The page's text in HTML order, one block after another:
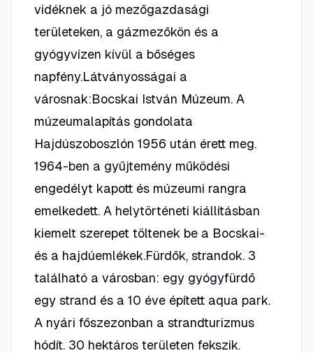
vidéknek a jó mezőgazdasági
területeken, a gázmezőkön és a
gyógyvízen kívül a bőséges
napfény.Látványosságai a
városnak:Bocskai István Múzeum. A
múzeumalapítás gondolata
Hajdúszoboszlón 1956 után érett meg.
1964-ben a gyűjtemény működési
engedélyt kapott és múzeumi rangra
emelkedett. A helytörténeti kiállításban
kiemelt szerepet töltenek be a Bocskai-
és a hajdúemlékek.Fürdők, strandok. 3
található a városban: egy gyógyfürdő
egy strand és a 10 éve épített aqua park.
A nyári főszezonban a strandturizmus
hódít. 30 hektáros területen fekszik.